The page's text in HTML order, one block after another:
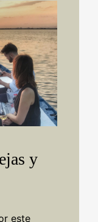
y
este